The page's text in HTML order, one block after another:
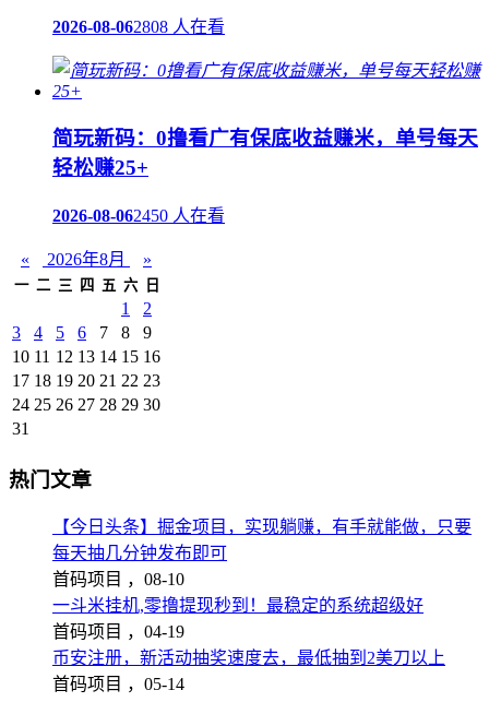
2026-08-062808 人在看
简玩新码：0撸看广有保底收益赚米，单号每天
轻松赚25+
2026-08-062450 人在看
« 2026年8月 »
一 二 三 四 五 六 日
1
2
3
4 5 6 7 8
9
10 11 12 13 14 15 16
17 18 19 20 21 22 23
24 25 26 27 28 29 30
31
热门文章
【今日头条】掘金项目，实现躺赚，有手就能做，只要
每天抽几分钟发布即可
首码项目 ， 08-10
一斗米挂机,零撸提现秒到！最稳定的系统超级好
首码项目 ， 04-19
币安注册，新活动抽奖速度去，最低抽到2美刀以上
首码项目 ， 05-14